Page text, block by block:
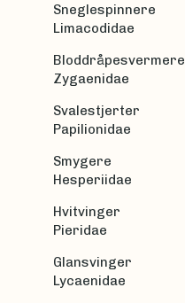
Sneglespinnere
Limacodidae
Bloddråpesvermere
Zygaenidae
Svalestjerter
Papilionidae
Smygere
Hesperiidae
Hvitvinger
Pieridae
Glansvinger
Lycaenidae